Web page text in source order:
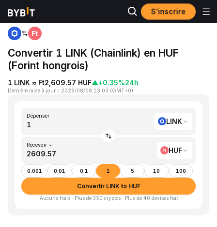
S’inscrire
Accueil
Convertir 1 LINK (Chainlink) en HUF
(Forint hongrois)
1 LINK ≈ Ft2,609.57 HUF▲+0.35%24h
Dernière mise à jour ： 2026/08/08 13:03 (GMT+0)
Dépenser
LINK
Recevoir ~
HUF
0.001 0.01 0.1 1 5 10 100
Convertir LINK to HUF
Aucuns frais · Plus de 350 cryptos · Plus de 40 devises fiat